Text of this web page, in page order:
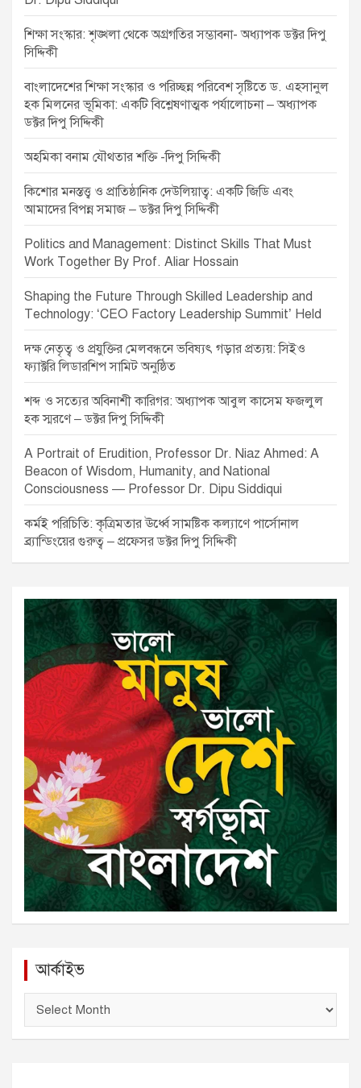
শিক্ষা সংস্কার: শৃঙ্খলা থেকে অগ্রগতির সম্ভাবনা- অধ্যাপক ডক্টর দিপু
সিদ্দিকী
বাংলাদেশের শিক্ষা সংস্কার ও পরিচ্ছন্ন পরিবেশ সৃষ্টিতে ড. এহসানুল
হক মিলনের ভূমিকা: একটি বিশ্লেষণাত্মক পর্যালোচনা – অধ্যাপক
ডক্টর দিপু সিদ্দিকী
অহমিকা বনাম যৌথতার শক্তি -দিপু সিদ্দিকী
কিশোর মনস্তত্ত্ব ও প্রাতিষ্ঠানিক দেউলিয়াত্ব: একটি জিডি এবং
আমাদের বিপন্ন সমাজ – ডক্টর দিপু সিদ্দিকী
Politics and Management: Distinct Skills That Must
Work Together By Prof. Aliar Hossain
Shaping the Future Through Skilled Leadership and
Technology: ‘CEO Factory Leadership Summit’ Held
দক্ষ নেতৃত্ব ও প্রযুক্তির মেলবন্ধনে ভবিষ্যৎ গড়ার প্রত্যয়: সিইও
ফ্যাক্টরি লিডারশিপ সামিট অনুষ্ঠিত
শব্দ ও সত্যের অবিনাশী কারিগর: অধ্যাপক আবুল কাসেম ফজলুল
হক স্মরণে – ডক্টর দিপু সিদ্দিকী
A Portrait of Erudition, Professor Dr. Niaz Ahmed: A
Beacon of Wisdom, Humanity, and National
Consciousness — Professor Dr. Dipu Siddiqui
কর্মই পরিচিতি: কৃত্রিমতার ঊর্ধ্বে সামষ্টিক কল্যাণে পার্সোনাল
ব্র্যান্ডিংয়ের গুরুত্ব – প্রফেসর ডক্টর দিপু সিদ্দিকী
আর্কাইভ
ই